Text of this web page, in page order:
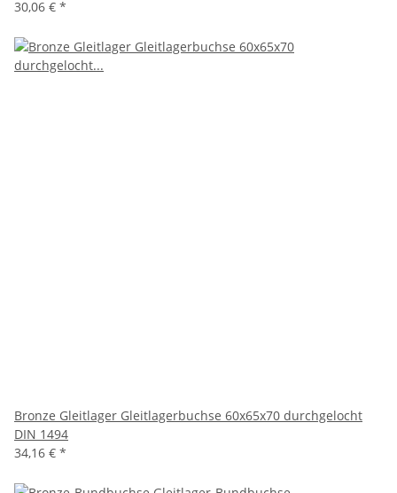
30,06 € *
Bronze Gleitlager Gleitlagerbuchse 60x65x70 durchgelocht
DIN 1494
34,16 € *